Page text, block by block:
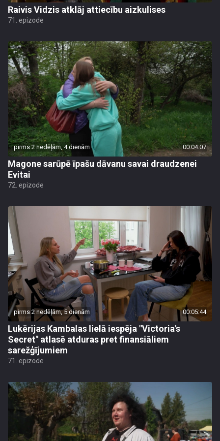
Raivis Vidzis atklāj attiecību aizkulises
71. epizode
pirms 2 nedēļām, 4 dienām 00:04:07
Magone sarūpē īpašu dāvanu savai draudzenei
Evitai
72. epizode
pirms 2 nedēļām, 5 dienām 00:05:44
Lukērijas Kambalas lielā iespēja "Victoria's
Secret" atlasē atduras pret finansiāliem
sarežģījumiem
71. epizode